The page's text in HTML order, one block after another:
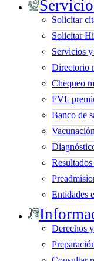
Solicitar
Solicitar
Servicios
Directorio
Chequeo
FVL
Banco de
Vacunación
Entidades
Derechos